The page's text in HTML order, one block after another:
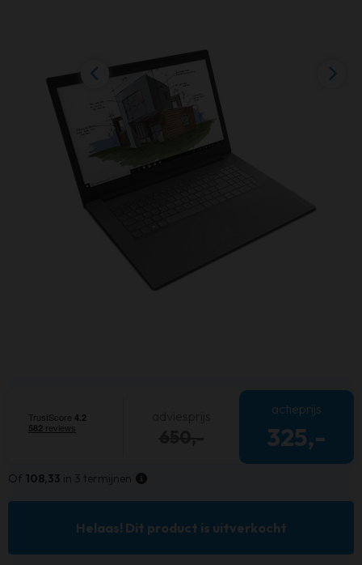
actieprijs
325,-
Of 108,33 in 3 termijnen
Helaas! Dit product is uitverkocht